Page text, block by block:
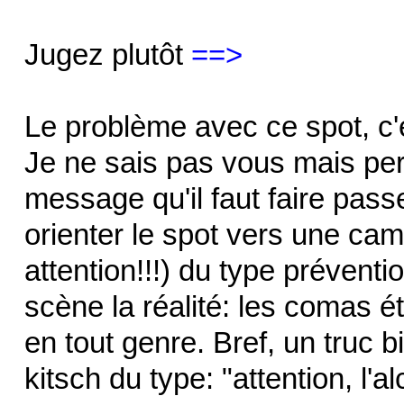
Jugez plutôt ==>
Le problème avec ce spot,
Je ne sais pas vous mais
message qu'il faut faire
orienter le spot vers une
attention!!!) du type
scène la réalité: les comas
en tout genre. Bref, un truc
kitsch du type: "attention,